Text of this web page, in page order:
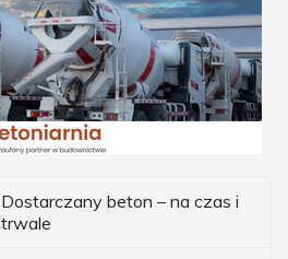
Dostarczany beton – na czas i
trwale